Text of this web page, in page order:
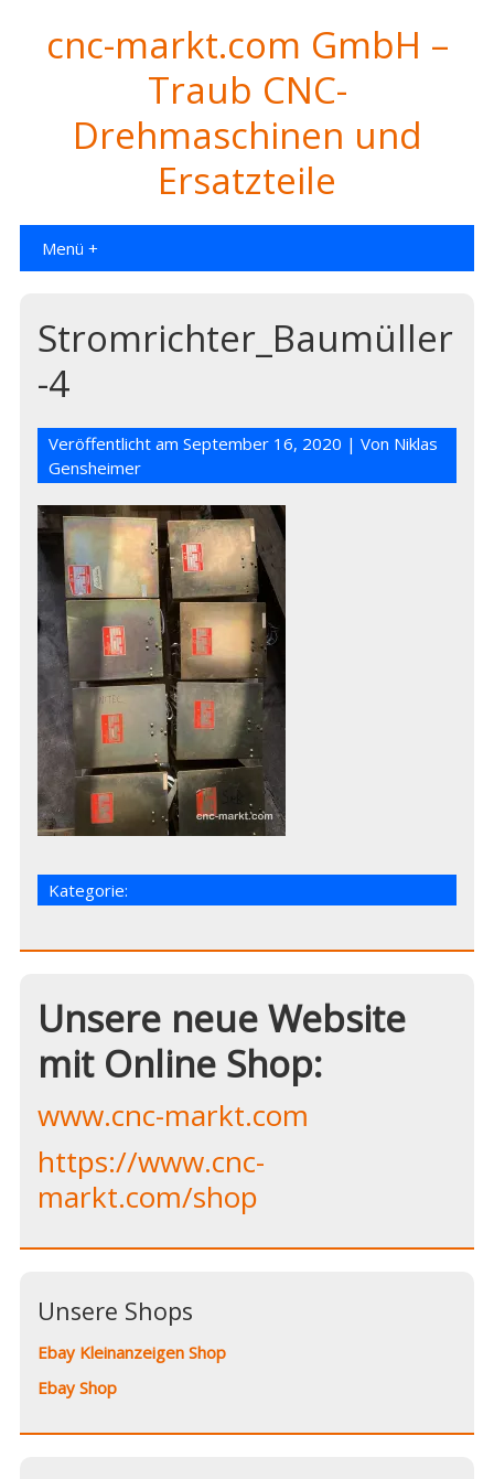
cnc-markt.com GmbH –
Traub CNC-
Drehmaschinen und
Ersatzteile
Menü +
Stromrichter_Baumüller
-4
Veröffentlicht amSeptember 16, 2020 | Von Niklas
Gensheimer
Kategorie:
Unsere neue Website
mit Online Shop:
www.cnc-markt.com
https://www.cnc-
markt.com/shop
Unsere Shops
Ebay Kleinanzeigen Shop
Ebay Shop